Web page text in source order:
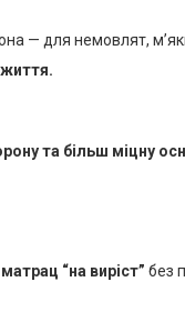
— для немовлят,
життя.
та більш міцну
“на виріст” без